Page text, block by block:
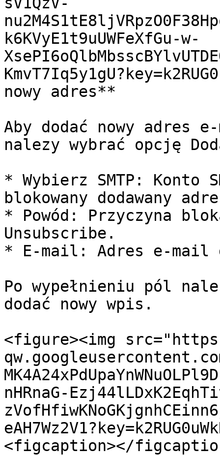
k6KVyE1t9uUWFeXfGu-w-
nowy adres**
Aby dodać nowy
nalezy wybrać opcję
* Wybierz SMTP: Konto
blokowany dodawany
* Powód: Przyczyna
Unsubscribe.
* E-mail: Adres e-mail
Po wypełnieniu pól
dodać nowy wpis.
<figure><img
nHRnaG-
<figcaption></